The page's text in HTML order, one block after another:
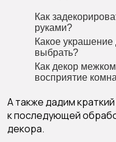
Как
руками?
Какое
выбрать?
Как декор
восприятие
А также дадим
к последующей
декора.